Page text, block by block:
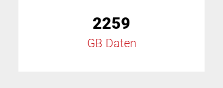
2259
GB Daten